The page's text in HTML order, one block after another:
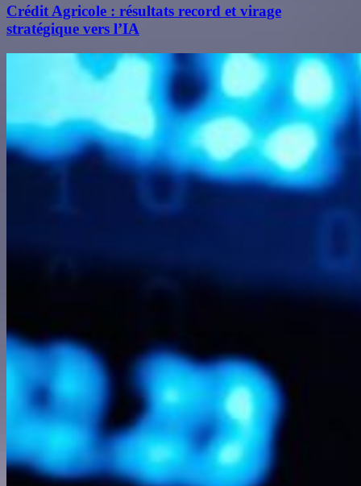
Crédit Agricole : résultats record et virage
stratégique vers l’IA